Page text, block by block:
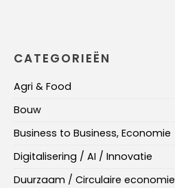
CATEGORIEËN
Agri & Food
Bouw
Business to Business, Economie
Digitalisering / AI / Innovatie
Duurzaam / Circulaire economie